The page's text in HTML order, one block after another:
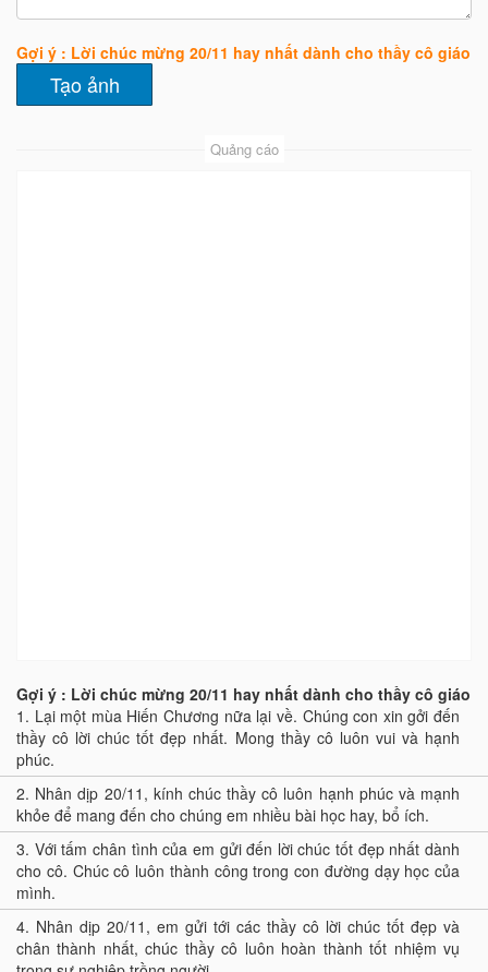
Gợi ý : Lời chúc mừng 20/11 hay nhất dành cho thầy cô giáo
Quảng cáo
Gợi ý : Lời chúc mừng 20/11 hay nhất dành cho thầy cô giáo
1. Lại một mùa Hiến Chương nữa lại về. Chúng con xin gởi đến
thầy cô lời chúc tốt đẹp nhất. Mong thầy cô luôn vui và hạnh
phúc.
2. Nhân dịp 20/11, kính chúc thầy cô luôn hạnh phúc và mạnh
khỏe để mang đến cho chúng em nhiều bài học hay, bổ ích.
3. Với tấm chân tình của em gửi đến lời chúc tốt đẹp nhất dành
cho cô. Chúc cô luôn thành công trong con đường dạy học của
mình.
4. Nhân dịp 20/11, em gửi tới các thầy cô lời chúc tốt đẹp và
chân thành nhất, chúc thầy cô luôn hoàn thành tốt nhiệm vụ